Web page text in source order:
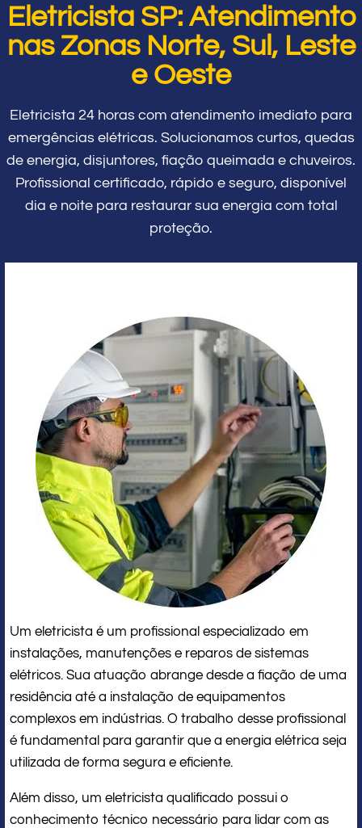
Eletricista SP: Atendimento
nas Zonas Norte, Sul, Leste
e Oeste
Eletricista 24 horas com atendimento imediato para
emergências elétricas. Solucionamos curtos, quedas
de energia, disjuntores, fiação queimada e chuveiros.
Profissional certificado, rápido e seguro, disponível
dia e noite para restaurar sua energia com total
proteção.
Um eletricista é um profissional especializado em
instalações, manutenções e reparos de sistemas
elétricos. Sua atuação abrange desde a fiação de uma
residência até a instalação de equipamentos
complexos em indústrias. O trabalho desse profissional
é fundamental para garantir que a energia elétrica seja
utilizada de forma segura e eficiente.
Além disso, um eletricista qualificado possui o
conhecimento técnico necessário para lidar com as